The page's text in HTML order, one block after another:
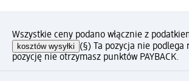
Wszystkie ceny podano włącznie z
kosztów wysyłki (§) Ta pozycja nie podlega
pozycję nie otrzymasz punktów PAYBACK.